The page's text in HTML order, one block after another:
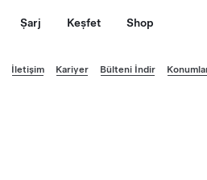
Şarj Keşfet Shop
İletişim Kariyer Bülteni İndir